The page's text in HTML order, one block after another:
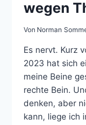
wegen
Von Norman
Es nervt. Kurz
2023 hat sich
meine Beine
rechte Bein.
denken, aber
kann, liege ich